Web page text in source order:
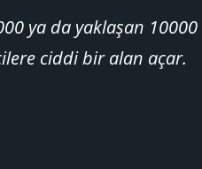
ya da yaklaşan 10000
ciddi bir alan açar.